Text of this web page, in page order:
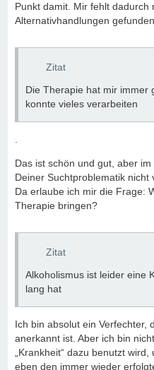
Punkt damit. Mir fehlt dadurch
Alternativhandlungen
Zitat
Die Therapie hat mir immer
konnte vieles verarbeiten
Das ist schön und gut, aber
Deiner Suchtproblematik nicht
Da erlaube ich mir die Frage:
Therapie bringen?
Zitat
Alkoholismus ist leider eine
lang hat
Ich bin absolut ein Verfechter,
anerkannt ist. Aber ich bin
„Krankheit“ dazu benutzt
eben den immer wieder